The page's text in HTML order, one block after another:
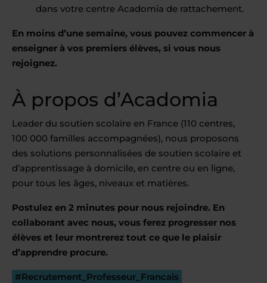
dans votre centre Acadomia de rattachement.
En moins d’une semaine, vous pouvez commencer à
enseigner à vos premiers élèves, si vous nous
rejoignez.
À propos d’Acadomia
Leader du soutien scolaire en France (110 centres,
100 000 familles accompagnées), nous proposons
des solutions personnalisées de soutien scolaire et
d’apprentissage à domicile, en centre ou en ligne,
pour tous les âges, niveaux et matières.
Postulez en 2 minutes pour nous rejoindre. En
collaborant avec nous, vous ferez progresser nos
élèves et leur montrerez tout ce que le plaisir
d’apprendre procure.
#Recrutement_Professeur_Francais